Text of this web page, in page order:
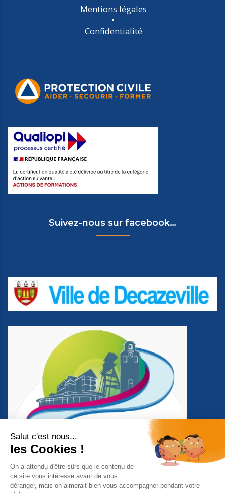
Mentions légales
Confidentialité
Suivez-nous sur facebook…